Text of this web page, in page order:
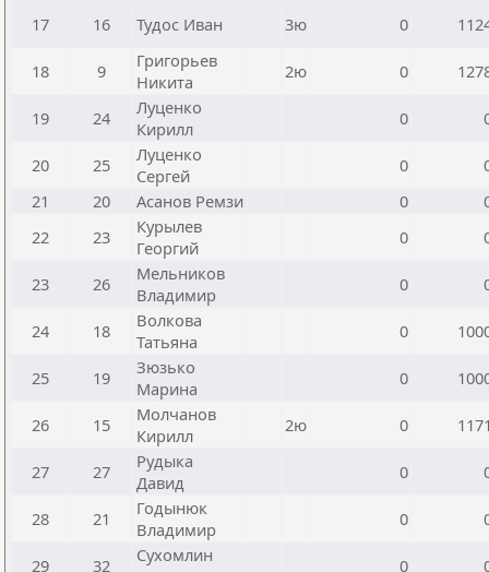
17 16 Тудос Иван 3ю 0
18 9
Григорьев
Никита
2ю 0
19 24
Луценко
Кирилл
0
20 25
Луценко
Сергей
0
21
20 Асанов Ремзи 0
22
23
Курылев
Георгий
0
23 26
Мельников
Владимир
0
24 18
Волкова
Татьяна
0
25 19
Зюзько
Марина
0
26 15
Молчанов
Кирилл
2ю 0
27 27
Рудыка
Давид
0
28 21
Годынюк
Владимир
0
29 32
Сухомлин
0